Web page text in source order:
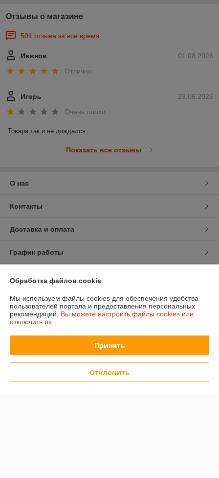
Отзывы о магазине
501 отзыва за всё время
01.08.2026
Иввнов
Отлично
23.06.2026
Игорь
Очень плохо
Товара так и не дождался
Показать все отзывы
О нас
Контакты
Доставка и оплата
График работы
Политика обработки cookies
Сайт создан на платформе Deal.by
Обработка файлов cookie
Мы используем файлы cookies для обеспечения удобства
пользователей портала и предоставления персональных
рекомендаций. Вы можете настроить файлы cookies или
отключить их.
Принять
Отклонить